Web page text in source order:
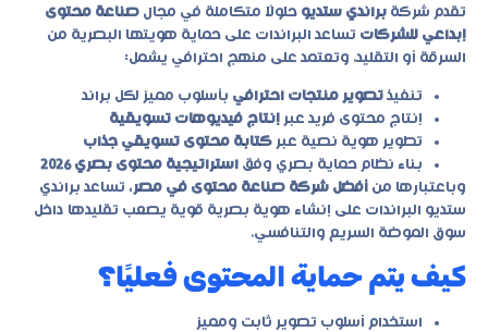
تقدم شركة براندي ستديو حلولًا متكاملة في مجال صناعة محتوى
إبداعي للشركات تساعد البراندات على حماية هويتها البصرية من
السرقة أو التقليد. وتعتمد على منهج احترافي يشمل:
تنفيذ تصوير منتجات احترافي بأسلوب مميز لكل براند
إنتاج محتوى فريد عبر إنتاج فيديوهات تسويقية
تطوير هوية نصية عبر كتابة محتوى تسويقي جذاب
بناء نظام حماية بصري وفق استراتيجية محتوى بصري 2026
وباعتبارها من أفضل شركة صناعة محتوى في مصر، تساعد براندي
ستديو البراندات على إنشاء هوية بصرية قوية يصعب تقليدها داخل
سوق الموضة السريع والتنافسي.
كيف يتم حماية المحتوى فعليًا؟
استخدام أسلوب تصوير ثابت ومميز